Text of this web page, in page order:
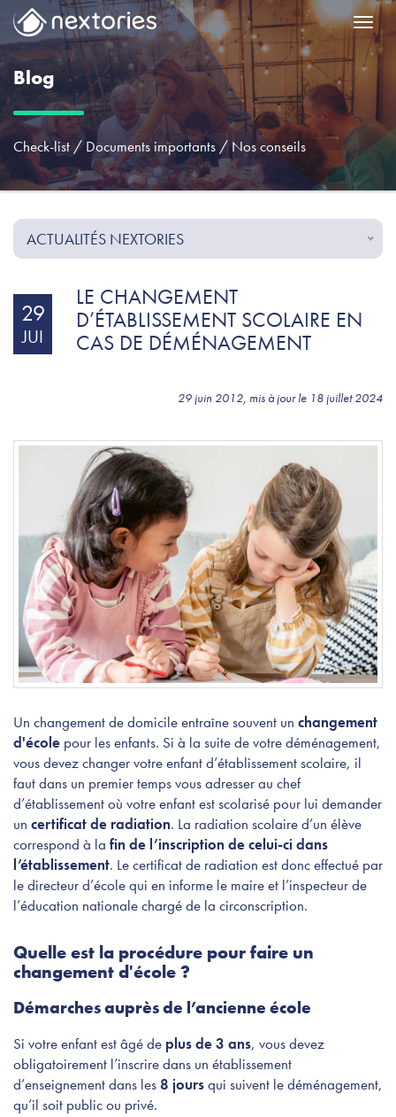
Blog
Check-list /Documents importants/Nos conseils
ACTUALITÉS NEXTORIES
29
JUI
LE CHANGEMENT
D’ÉTABLISSEMENT SCOLAIRE EN
CAS DE DÉMÉNAGEMENT
29 juin 2012, mis à jour le 18 juillet 2024
Un changement de domicile entraîne souvent un changement
d'école pour les enfants. Si à la suite de votre déménagement,
vous devez changer votre enfant d’établissement scolaire, il
faut dans un premier temps vous adresser au chef
d’établissement où votre enfant est scolarisé pour lui demander
un certificat de radiation. La radiation scolaire d’un élève
correspond à la fin de l’inscription de celui-ci dans
l’établissement. Le certificat de radiation est donc effectué par
le directeur d’école qui en informe le maire et l’inspecteur de
l’éducation nationale chargé de la circonscription.
Quelle est la procédure pour faire un
changement d'école ?
Démarches auprès de l’ancienne école
Si votre enfant est âgé de plus de 3 ans, vous devez
obligatoirement l’inscrire dans un établissement
d’enseignement dans les 8 joursqui suivent le déménagement,
qu’il soit public ou privé.